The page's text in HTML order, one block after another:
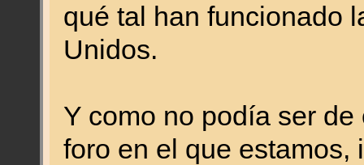
qué tal han funcionado
Unidos.
Y como no podía ser
foro en el que estamos,